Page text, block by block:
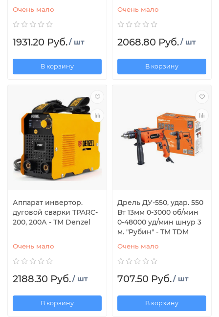
Очень мало
1931.20 Руб./ шт
В корзину
Очень мало
2068.80 Руб./ шт
В корзину
Аппарат инвертор.
дуговой сварки TPARC-
200, 200А - ТМ Denzel
Очень мало
2188.30 Руб./ шт
В корзину
Дрель ДУ-550, удар. 550
Вт 13мм 0-3000 об/мин
0-48000 уд/мин шнур 3
м. "Рубин" - TM TDM
Очень мало
707.50 Руб./ шт
В корзину